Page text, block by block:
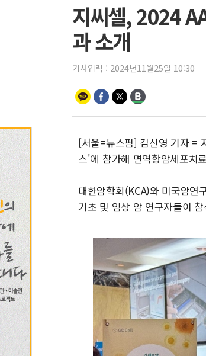
지씨셀, 2024
과 소개
기사입력 : 2024년11월25일 10:30
[서울=뉴스핌] 김신영 기자 =
스'에 참가해 면역항암세포치
대한암학회(KCA)와 미국암연
기초 및 임상 암 연구자들이